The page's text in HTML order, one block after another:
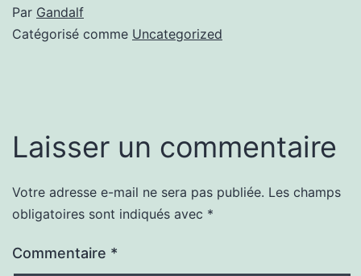
Par Gandalf
Catégorisé comme Uncategorized
Laisser un commentaire
Votre adresse e-mail ne sera pas publiée. Les champs
obligatoires sont indiqués avec *
Commentaire *